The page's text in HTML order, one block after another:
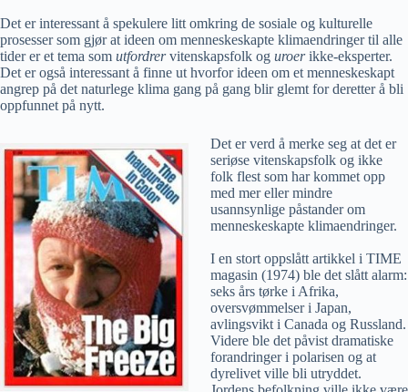
Det er interessant å spekulere litt omkring de sosiale og kulturelle
prosesser som gjør at ideen om menneskeskapte klimaendringer til alle
tider er et tema som utfordrervitenskapsfolk og uroerikke-eksperter.
Det er også interessant å finne ut hvorfor ideen om et menneskeskapt
angrep på det naturlege klima gang på gang blir glemt for deretter å bli
oppfunnet på nytt.
Det er verd å merke seg at det er
seriøse vitenskapsfolk og ikke
folk flest som har kommet opp
med mer eller mindre
usannsynlige påstander om
menneskeskapte klimaendringer.
I en stort oppslått artikkel i TIME
magasin (1974) ble det slått alarm:
seks års tørke i Afrika,
oversvømmelser i Japan,
avlingsvikt i Canada og Russland.
Videre ble det påvist dramatiske
forandringer i polarisen og at
dyrelivet ville bli utryddet.